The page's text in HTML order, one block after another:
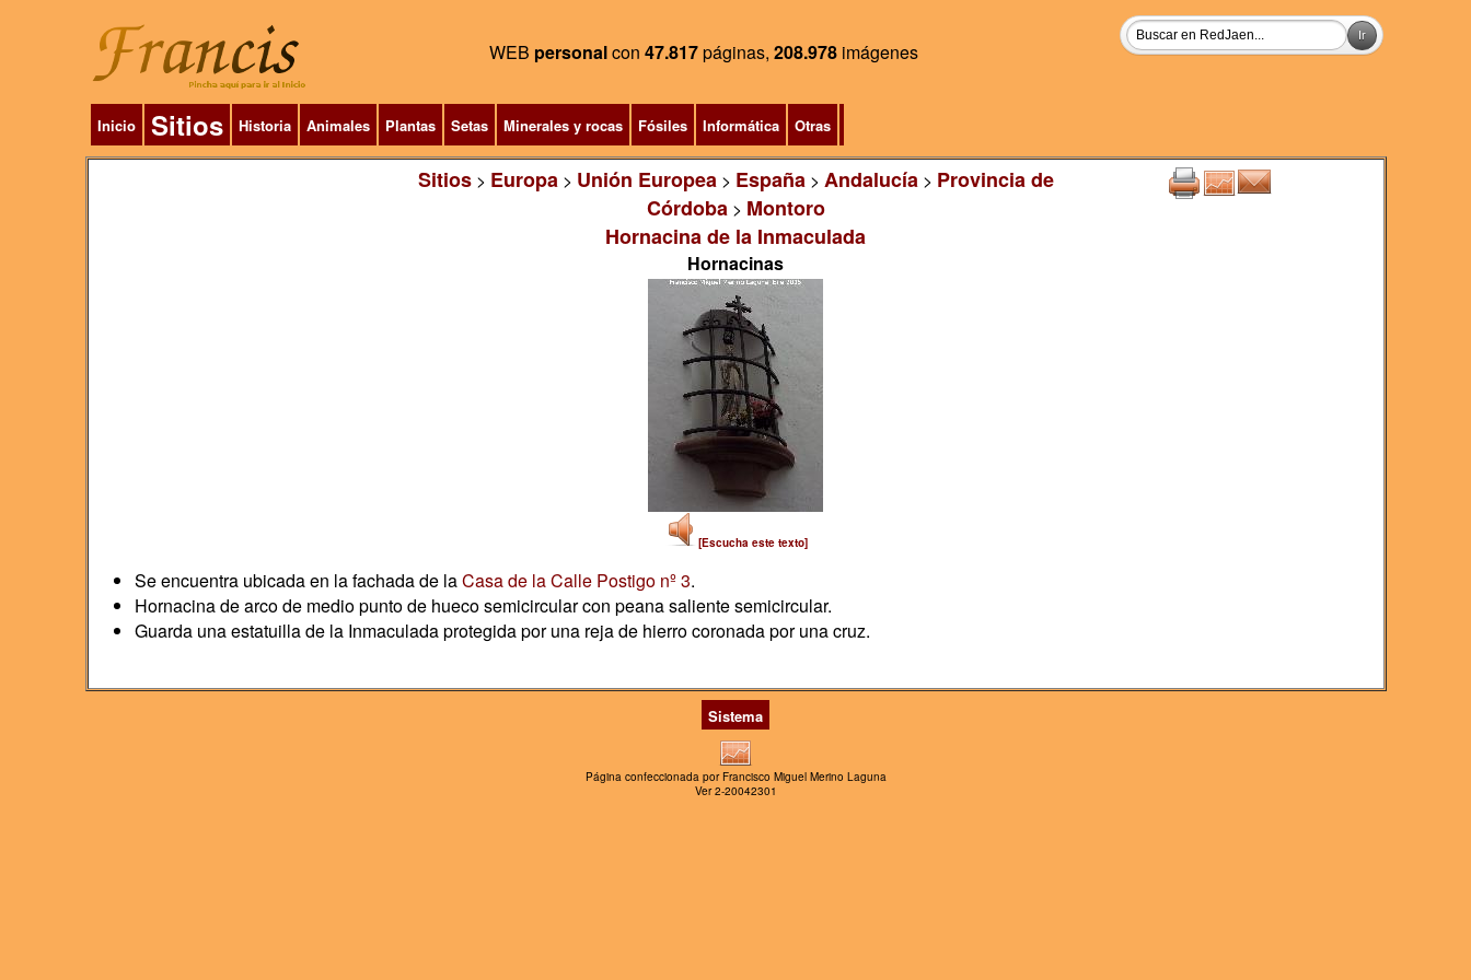
WEB personalcon 47.817páginas, 208.978 imágenes
Inicio Sitios Historia Animales Plantas Setas Minerales y rocas Fósiles Informática Otras
Sitios> Europa> Unión Europea> España> Andalucía> Provincia de
Córdoba> Montoro
Hornacina de la Inmaculada
Hornacinas
[Escucha este texto]
Se encuentra ubicada en la fachada de laCasa de la Calle Postigo nº 3.
Hornacina de arco de medio punto de hueco semicircular con peana saliente semicircular.
Guarda una estatuilla de la Inmaculada protegida por una reja de hierro coronada por una cruz.
Sistema
Página confeccionada por Francisco Miguel Merino Laguna
Ver 2-20042301